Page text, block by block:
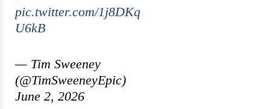
pic.twitter.com/1j8DKq
U6kB
— Tim Sweeney
(@TimSweeneyEpic)
June 2, 2026